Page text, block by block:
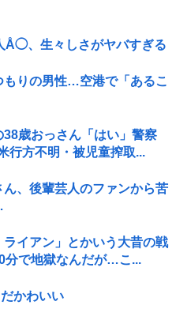
Å◯、生々しさがヤバすぎる
りの男性…空港で「あるこ
歳おっさん「はい」警察
行方不明・被児童搾取...
ん、後輩芸人のファンから苦
イアン」とかいう大昔の戦
分で地獄なんだが…こ...
かわいい